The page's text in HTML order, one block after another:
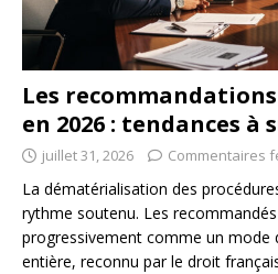
Les
en 2026 : tendances à
juillet 31, 2026 Commentaires
La dématérialisation des
rythme soutenu. Les
progressivement comme un mode
entière, reconnu par le droit